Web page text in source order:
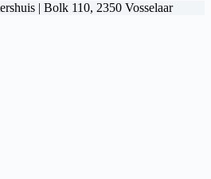
| Bolk 110, 2350 Vosselaar